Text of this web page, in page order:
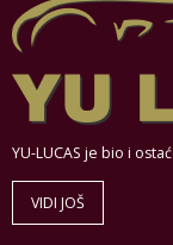
YU-LUCAS je bio i
VIDI JOŠ